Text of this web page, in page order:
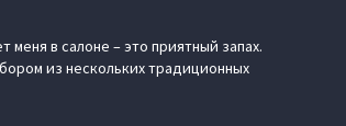
в салоне – это приятный запах.
из нескольких традиционных